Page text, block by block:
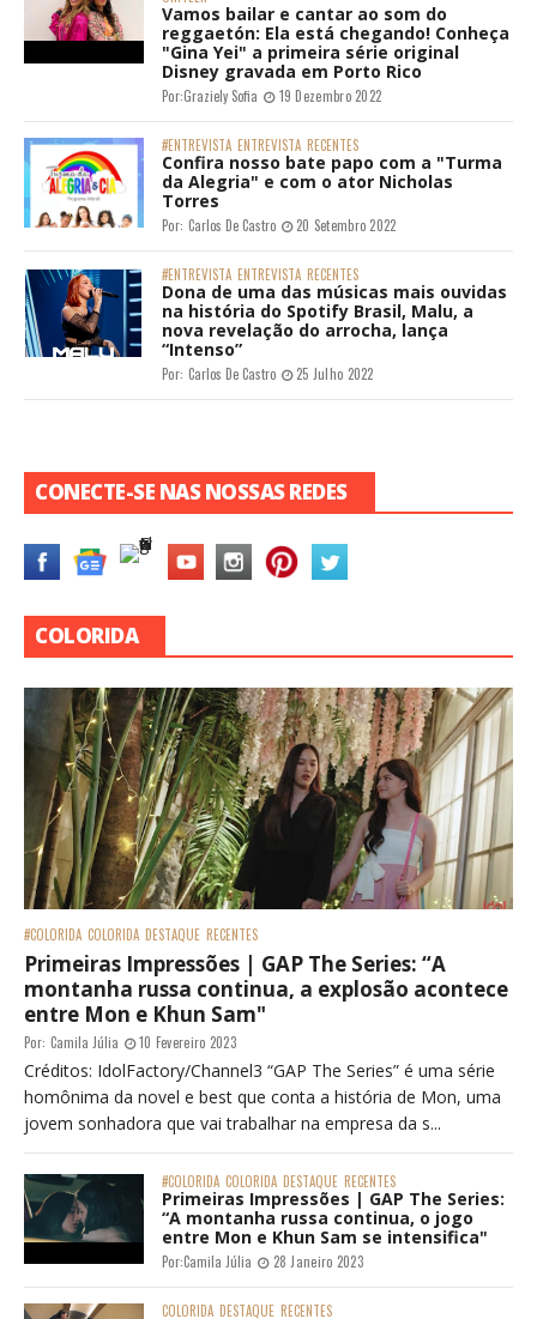
Vamos bailar e cantar ao som do
reggaetón: Ela está chegando! Conheça
"Gina Yei" a primeira série original
Disney gravada em Porto Rico
Por:Graziely Sofia 19 Dezembro 2022
#ENTREVISTA ENTREVISTA RECENTES
Confira nosso bate papo com a "Turma
da Alegria" e com o ator Nicholas
Torres
Por: Carlos De Castro 20 Setembro 2022
#ENTREVISTA ENTREVISTA RECENTES
Dona de uma das músicas mais ouvidas
na história do Spotify Brasil, Malu, a
nova revelação do arrocha, lança
“Intenso”
Por: Carlos De Castro 25 Julho 2022
CONECTE-SE NAS NOSSAS REDES
COLORIDA
#COLORIDA COLORIDA DESTAQUE RECENTES
Primeiras Impressões | GAP The Series: “A
montanha russa continua, a explosão acontece
entre Mon e Khun Sam"
Por: Camila Júlia 10 Fevereiro 2023
Créditos: IdolFactory/Channel3 “GAP The Series” é uma série
homônima da novel e best que conta a história de Mon, uma
jovem sonhadora que vai trabalhar na empresa da s...
#COLORIDA COLORIDA DESTAQUE RECENTES
Primeiras Impressões | GAP The Series:
“A montanha russa continua, o jogo
entre Mon e Khun Sam se intensifica"
Por:Camila Júlia 28 Janeiro 2023
COLORIDA DESTAQUE RECENTES